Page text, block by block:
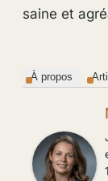
saine et
À propos